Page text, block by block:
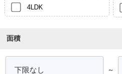
4LDK
面積
～